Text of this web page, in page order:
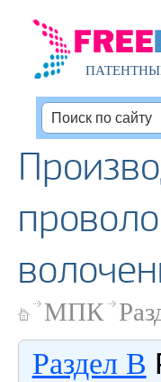
МПК
Раздел B